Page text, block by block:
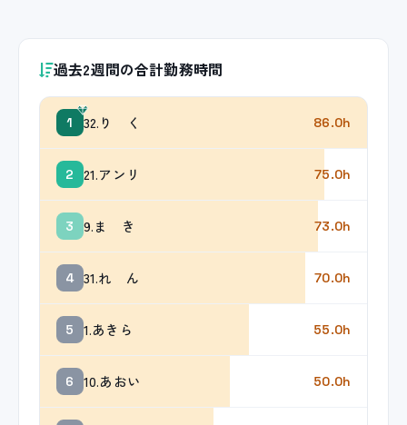
過去2週間の合計勤務時間
1 32.り く 86.0h
2 21.アンリ 75.0h
3 9.ま き 73.0h
4 31.れ ん 70.0h
5 1.あきら 55.0h
6 10.あおい 50.0h